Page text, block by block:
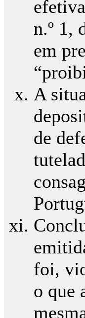
n.º 1,
em
A
de
foi,
o que